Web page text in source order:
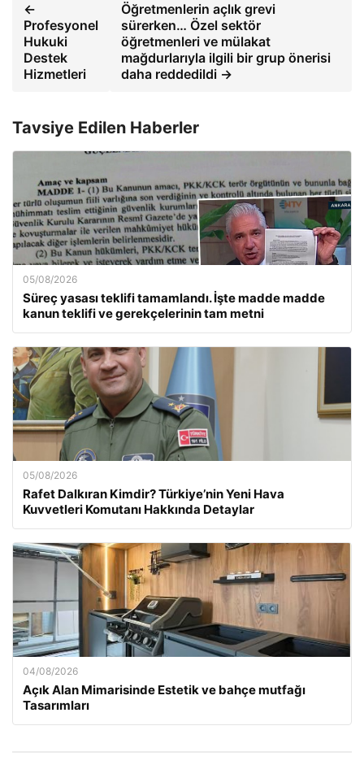
←
Profesyonel
Hukuki
Destek
Hizmetleri
Öğretmenlerin açlık grevi
sürerken… Özel sektör
öğretmenleri ve mülakat
mağdurlarıyla ilgili bir grup önerisi
daha reddedildi →
Tavsiye Edilen Haberler
05/08/2026
Süreç yasası teklifi tamamlandı. İşte madde madde
kanun teklifi ve gerekçelerinin tam metni
05/08/2026
Rafet Dalkıran Kimdir? Türkiye’nin Yeni Hava
Kuvvetleri Komutanı Hakkında Detaylar
04/08/2026
Açık Alan Mimarisinde Estetik ve bahçe mutfağı
Tasarımları